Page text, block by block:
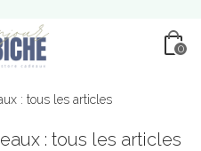
0
: tous les articles
: tous les articles